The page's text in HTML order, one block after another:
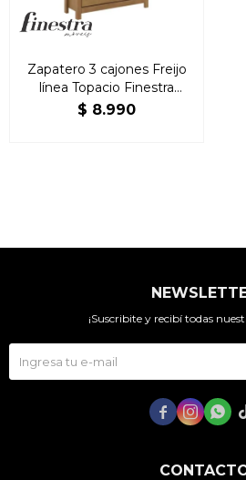
Zapatero 3 cajones Freijo
línea Topacio Finestra
Madera Maciza
$ 8.990
¡Suscribite y recibí todas
  